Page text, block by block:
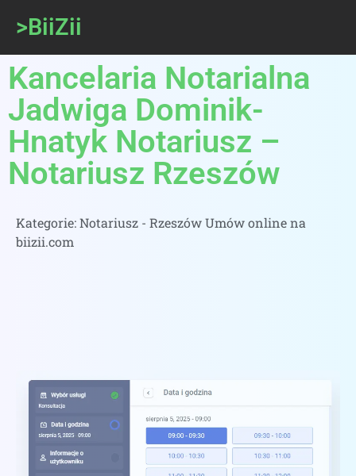
>BiiZii
Kancelaria Notarialna
Jadwiga Dominik-
Hnatyk Notariusz –
Notariusz Rzeszów
Kategorie:Notariusz - Rzeszów Umów online na
biizii.com